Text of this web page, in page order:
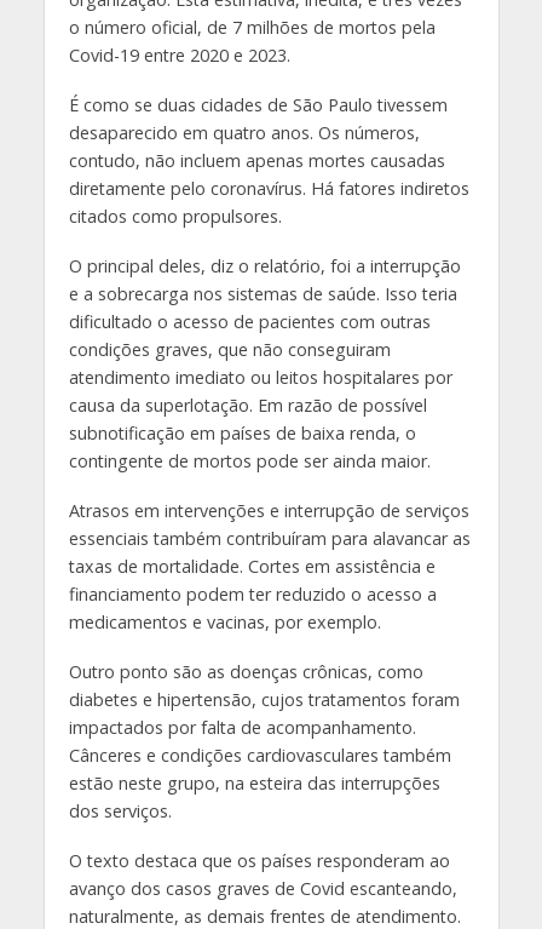
o número oficial, de 7 milhões de mortos pela
Covid-19 entre 2020 e 2023.
É como se duas cidades de São Paulo tivessem
desaparecido em quatro anos. Os números,
contudo, não incluem apenas mortes causadas
diretamente pelo coronavírus. Há fatores indiretos
citados como propulsores.
O principal deles, diz o relatório, foi a interrupção
e a sobrecarga nos sistemas de saúde. Isso teria
dificultado o acesso de pacientes com outras
condições graves, que não conseguiram
atendimento imediato ou leitos hospitalares por
causa da superlotação. Em razão de possível
subnotificação em países de baixa renda, o
contingente de mortos pode ser ainda maior.
Atrasos em intervenções e interrupção de serviços
essenciais também contribuíram para alavancar as
taxas de mortalidade. Cortes em assistência e
financiamento podem ter reduzido o acesso a
medicamentos e vacinas, por exemplo.
Outro ponto são as doenças crônicas, como
diabetes e hipertensão, cujos tratamentos foram
impactados por falta de acompanhamento.
Cânceres e condições cardiovasculares também
estão neste grupo, na esteira das interrupções
dos serviços.
O texto destaca que os países responderam ao
avanço dos casos graves de Covid escanteando,
naturalmente, as demais frentes de atendimento.